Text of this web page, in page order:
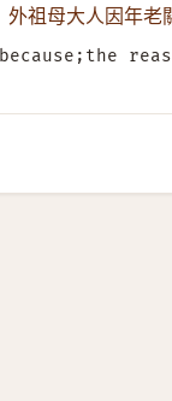
外祖母大人因年老
because;the